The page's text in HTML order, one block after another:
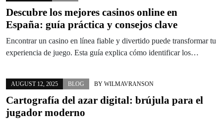
Descubre los mejores casinos online en
España: guía práctica y consejos clave
Encontrar un casino en línea fiable y divertido puede transformar tu
experiencia de juego. Esta guía explica cómo identificar los…
AUGUST 12, 2025 BLOG BY WILMAVRANSON
Cartografía del azar digital: brújula para el
jugador moderno